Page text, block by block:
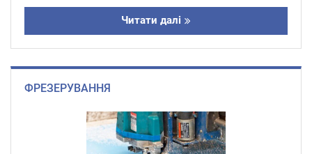
Читати далі
ФРЕЗЕРУВАННЯ